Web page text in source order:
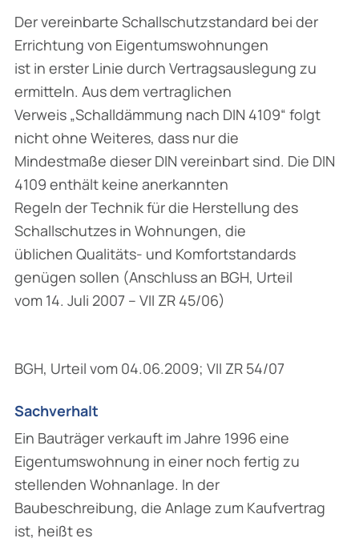
Der vereinbarte Schallschutzstandard bei der
Errichtung von Eigentumswohnungen
ist in erster Linie durch Vertragsauslegung zu
ermitteln. Aus dem vertraglichen
Verweis „Schalldämmung nach DIN 4109“ folgt
nicht ohne Weiteres, dass nur die
Mindestmaße dieser DIN vereinbart sind. Die DIN
4109 enthält keine anerkannten
Regeln der Technik für die Herstellung des
Schallschutzes in Wohnungen, die
üblichen Qualitäts- und Komfortstandards
genügen sollen (Anschluss an BGH, Urteil
vom 14. Juli 2007 – VII ZR 45/06)
BGH, Urteil vom 04.06.2009; VII ZR 54/07
Sachverhalt
Ein Bauträger verkauft im Jahre 1996 eine
Eigentumswohnung in einer noch fertig zu
stellenden Wohnanlage. In der
Baubeschreibung, die Anlage zum Kaufvertrag
ist, heißt es